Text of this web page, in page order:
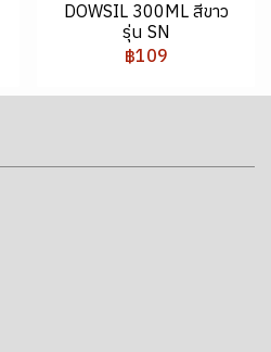
DOWSIL 300ML สีขาว
รุ่น SN
฿109